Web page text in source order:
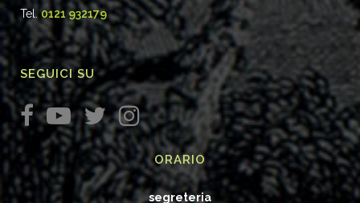
Tel.0121 932179
SEGUICI SU
ORARIO
segreteria